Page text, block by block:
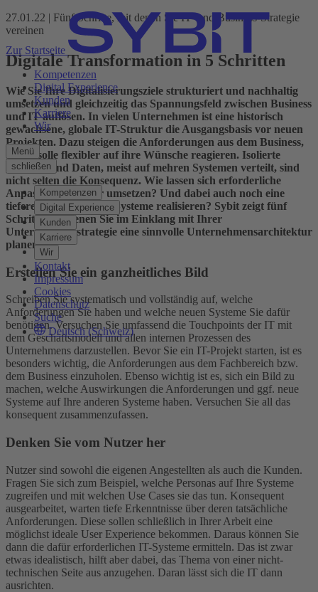
Zur Startseite
Kompetenzen
Digital Experience
Kunden
Karriere
Wir
Menü
schließen
Kompetenzen
Digital Experience
Kunden
Karriere
Wir
Kontakt
Impressum
Cookies
Datenschutz
Suche
Deutsch (Schweiz)
27.01.22 | Fünf Schritte, mit denen Sie IT- und Business-Strategie
vereinen
Digitale Transformation in 5 Schritten
Wie Sie Ihre Digitalisierungsziele strukturiert und nachhaltig
umsetzen und gleichzeitig das Spannungsfeld zwischen Business
und IT auflösen. In vielen Unternehmen ist eine historisch
gewachsene, globale IT-Struktur die Ausgangsbasis vor neuen
Projekten. Dazu steigen die Anforderungen aus dem Business,
die IT solle flexibler auf ihre Wünsche reagieren. Isolierte
Prozesse und Daten, meist auf mehren Systemen verteilt, sind
nicht selten die Konsequenz. Wie lassen sich erforderliche
Anpassungen besser umsetzen? Und dabei auch noch eine
tiefere Integration der Systeme realisieren? Sybit zeigt fünf
Schritte, mit denen Sie im Einklang mit Ihrer
Unternehmensstrategie eine sinnvolle Unternehmensarchitektur
planen.
Erstellen Sie ein ganzheitliches Bild
Schreiben Sie systematisch und vollständig auf, welche
Anforderungen Sie haben und welche neuen Systeme Sie dafür
benötigen. Versuchen Sie umfassend die Touchpoints der IT mit
dem Geschäftsmodell und allen internen Prozessen des
Unternehmens darzustellen. Bevor Sie ein IT-Projekt starten, ist es
besonders wichtig, die Anforderungen aus dem Fachbereich bzw.
dem Business einzuholen. Ebenso wichtig ist es, sich ein Bild zu
machen, welche Auswirkungen die Anforderungen und ggf. neue
Systeme auf Ihre anderen Systeme haben. Versuchen Sie all das
konsequent zusammenzufassen.
Denken Sie vom Nutzer her
Nutzer sind sowohl die eigenen Angestellten als auch die Kunden.
Fragen Sie sich zum Beispiel, welche Personas auf Ihre Systeme
zugreifen und mit welchen Use Cases sie das tun. Konsequent
ausgearbeitet, warten tiefe Erkenntnisse über deren tatsächliche
Anforderungen. Diese sollen schließlich in Ihrer Arbeit eine
möglichst ideale User Experience bekommen. Daraus können Sie
dann die dafür erforderlichen IT-Systeme ermitteln. Das ist zwar
etwas idealistisch, hilft aber dabei, das Thema von einer nicht-
technischen Seite aus anzugehen. Daran lässt sich die IT dann
ausrichten.